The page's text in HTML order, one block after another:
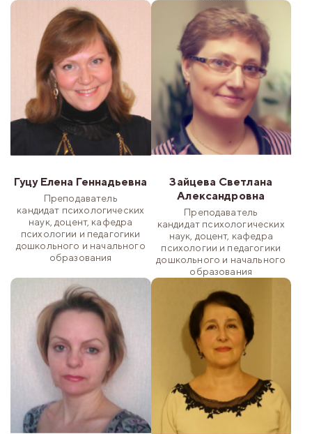
Гуцу Елена Геннадьевна
Преподаватель
кандидат психологических
наук, доцент, кафедра
психологии и педагогики
дошкольного и начального
образования
Зайцева Светлана
Александровна
Преподаватель
кандидат психологических
наук, доцент, кафедра
психологии и педагогики
дошкольного и начального
образования